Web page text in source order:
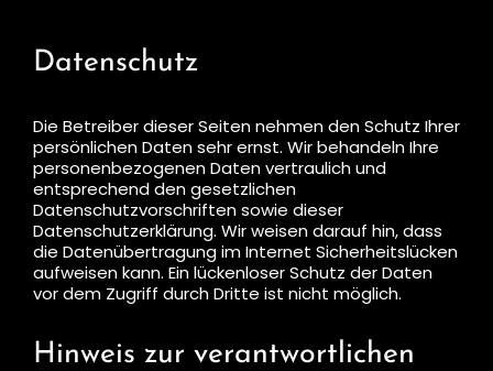
Datenschutz
Die Betreiber dieser Seiten nehmen den Schutz Ihrer
persönlichen Daten sehr ernst. Wir behandeln Ihre
personenbezogenen Daten vertraulich und
entsprechend den gesetzlichen
Datenschutzvorschriften sowie dieser
Datenschutzerklärung. Wir weisen darauf hin, dass
die Datenübertragung im Internet Sicherheitslücken
aufweisen kann. Ein lückenloser Schutz der Daten
vor dem Zugriff durch Dritte ist nicht möglich.
Hinweis zur verantwortlichen